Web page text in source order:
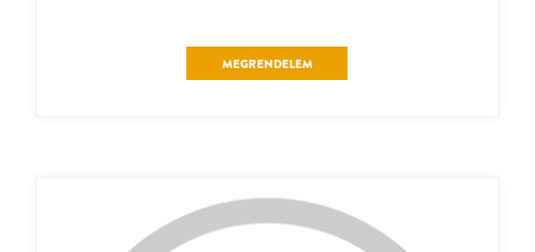
MEGRENDELEM